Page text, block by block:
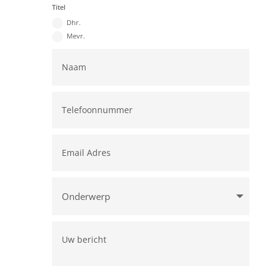
Titel
Dhr.
Mevr.